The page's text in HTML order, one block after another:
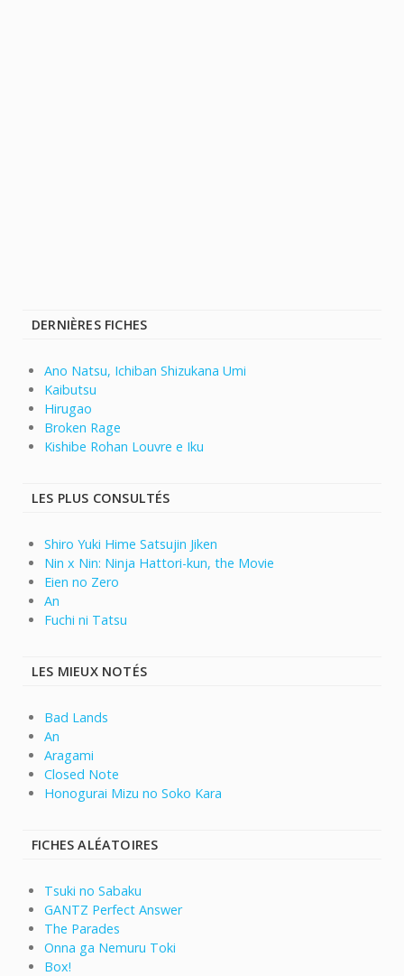
DERNIÈRES FICHES
Ano Natsu, Ichiban Shizukana Umi
Kaibutsu
Hirugao
Broken Rage
Kishibe Rohan Louvre e Iku
LES PLUS CONSULTÉS
Shiro Yuki Hime Satsujin Jiken
Nin x Nin: Ninja Hattori-kun, the Movie
Eien no Zero
An
Fuchi ni Tatsu
LES MIEUX NOTÉS
Bad Lands
An
Aragami
Closed Note
Honogurai Mizu no Soko Kara
FICHES ALÉATOIRES
Tsuki no Sabaku
GANTZ Perfect Answer
The Parades
Onna ga Nemuru Toki
Box!